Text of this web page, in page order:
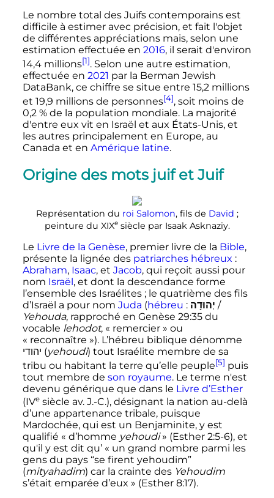
Le nombre total des Juifs contemporains est
difficile à estimer avec précision, et fait l'objet
de différentes appréciations mais, selon une
estimation effectuée en 2016, il serait d'environ
14,4 millions[1]. Selon une autre estimation,
effectuée en 2021 par la Berman Jewish
DataBank, ce chiffre se situe entre 15,2 millions
et 19,9 millionsde personnes[4], soit moins de
0,2 % de la population mondiale. La majorité
d'entre eux vit en Israël et aux États-Unis, et
les autres principalement en Europe, au
Canada et en Amérique latine.
Origine des mots juif et Juif
Représentation du roi Salomon, fils de David ;
peinture du XIXe siècle par Isaak Asknaziy.
Le Livre de la Genèse, premier livre de la Bible,
présente la lignée des patriarches hébreux :
Abraham, Isaac, et Jacob, qui reçoit aussi pour
nom Israël, et dont la descendance forme
l’ensemble des Israélites ; le quatrième des fils
d’Israël a pour nom Juda (hébreu : יְהוּדָה /
Yehouda, rapproché en Genèse 29:35 du
vocable lehodot, « remercier » ou
« reconnaître »). L’hébreu biblique dénomme
יהודי (yehoudi) tout Israélite membre de sa
tribu ou habitant la terre qu’elle peuple[5] puis
tout membre de son royaume. Le terme n'est
devenu générique que dans le Livre d’Esther
(IVe siècle av. J.-C.), désignant la nation au-delà
d’une appartenance tribale, puisque
Mardochée, qui est un Benjaminite, y est
qualifié « d’homme yehoudi » (Esther 2:5-6), et
qu'il y est dit qu’ « un grand nombre parmi les
gens du pays “se firent yehoudim”
(mityahadim) car la crainte des Yehoudim
s’était emparée d’eux » (Esther 8:17).